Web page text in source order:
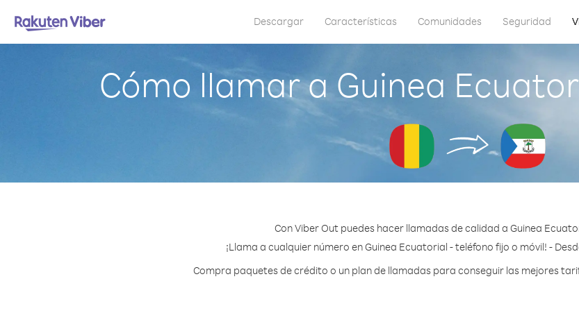
Descargar Características Comunidades Seguridad
Cómo llamar a Guinea
Con Viber Out puedes hacer llamadas de calidad a Guinea
¡Llama a cualquier número en Guinea Ecuatorial - teléfono fijo o móvil! -
Compra paquetes de crédito o un plan de llamadas para conseguir las mejores